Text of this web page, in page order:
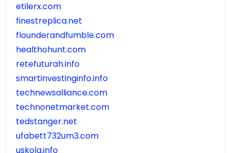
etilerx.com
finestreplica.net
flounderandfumble.com
healthohunt.com
retefuturah.info
smartinvestinginfo.info
technewsalliance.com
technonetmarket.com
tedstanger.net
ufabett732um3.com
uskola.info